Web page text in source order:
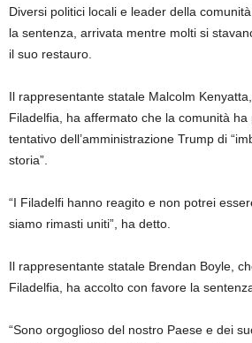
Diversi politici locali e leader della
la sentenza, arrivata mentre molti si
il suo restauro.
Il rappresentante statale Malcolm
Filadelfia, ha affermato che la comunità
tentativo dell’amministrazione Trump di
storia”.
“I Filadelfi hanno reagito e non potrei
siamo rimasti uniti”, ha detto.
Il rappresentante statale Brendan Boyle,
Filadelfia, ha accolto con favore la
“Sono orgoglioso del nostro Paese e dei